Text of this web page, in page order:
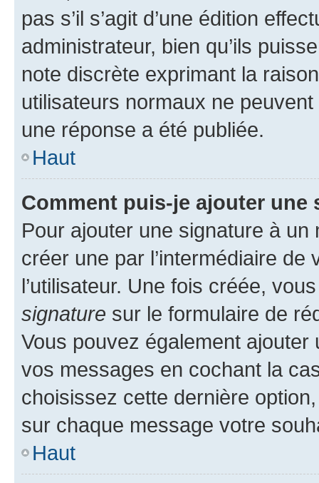
pas s’il s’agit d’une édition
administrateur, bien qu’ils
note discrète exprimant la
utilisateurs normaux ne
une réponse a été publiée.
Haut
Comment puis-je ajouter une
Pour ajouter une signature à un
créer une par l’intermédiaire
l’utilisateur. Une fois créée,
signature sur le formulaire de
Vous pouvez également
vos messages en cochant la
choisissez cette dernière
sur chaque message votre
Haut